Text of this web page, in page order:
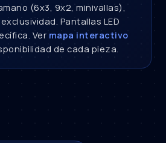
(6x3, 9x2, minivallas),
Pantallas LED
Ver mapa interactivo
de cada pieza.